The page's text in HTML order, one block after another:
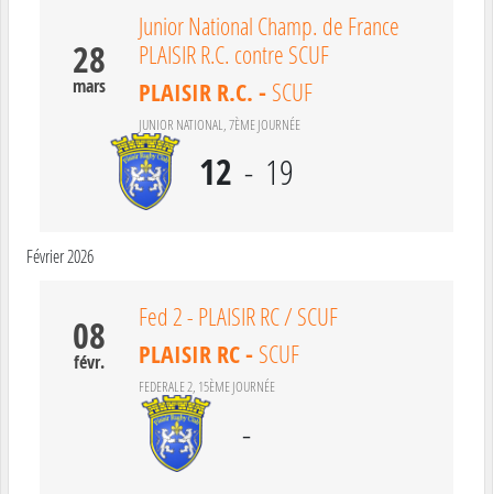
28
mars
Junior National Champ. de France
PLAISIR R.C. contre SCUF
PLAISIR R.C.- SCUF
JUNIOR NATIONAL, 7ÈME JOURNÉE
12 - 19
Février 2026
08
févr.
Fed 2 - PLAISIR RC / SCUF
PLAISIR RC- SCUF
FEDERALE 2, 15ÈME JOURNÉE
-